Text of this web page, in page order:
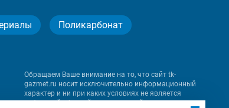
Поликарбонат
Обращаем Ваше внимание на то, что сайт tk-
gazmet.ru носит исключительно информационный
характер и ни при каких условиях не является
публичной офертой, определяемой положениями